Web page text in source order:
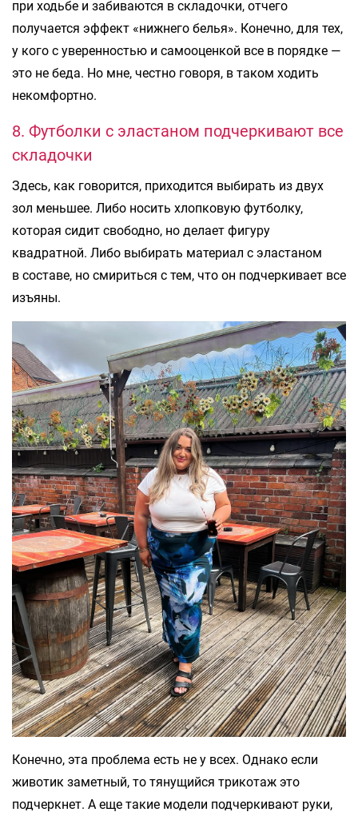
при ходьбе и забиваются в складочки, отчего
получается эффект «нижнего белья». Конечно, для тех,
у кого с уверенностью и самооценкой все в порядке —
это не беда. Но мне, честно говоря, в таком ходить
некомфортно.
8. Футболки с эластаном подчеркивают все
складочки
Здесь, как говорится, приходится выбирать из двух
зол меньшее. Либо носить хлопковую футболку,
которая сидит свободно, но делает фигуру
квадратной. Либо выбирать материал с эластаном
в составе, но смириться с тем, что он подчеркивает все
изъяны.
Конечно, эта проблема есть не у всех. Однако если
животик заметный, то тянущийся трикотаж это
подчеркнет. А еще такие модели подчеркивают руки,